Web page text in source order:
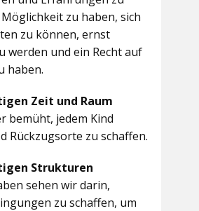
zu haben, sich
zu können, ernst
werden und ein Recht auf
haben.
Zeit und Raum
bemüht, jedem Kind
Rückzugsorte zu schaffen.
Strukturen
sehen wir darin,
zu schaffen, um